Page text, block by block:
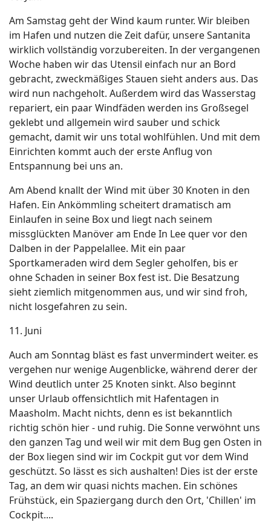
Am Samstag geht der Wind kaum runter. Wir bleiben
im Hafen und nutzen die Zeit dafür, unsere Santanita
wirklich vollständig vorzubereiten. In der vergangenen
Woche haben wir das Utensil einfach nur an Bord
gebracht, zweckmäßiges Stauen sieht anders aus. Das
wird nun nachgeholt. Außerdem wird das Wasserstag
repariert, ein paar Windfäden werden ins Großsegel
geklebt und allgemein wird sauber und schick
gemacht, damit wir uns total wohlfühlen. Und mit dem
Einrichten kommt auch der erste Anflug von
Entspannung bei uns an.
Am Abend knallt der Wind mit über 30 Knoten in den
Hafen. Ein Ankömmling scheitert dramatisch am
Einlaufen in seine Box und liegt nach seinem
missglückten Manöver am Ende In Lee quer vor den
Dalben in der Pappelallee. Mit ein paar
Sportkameraden wird dem Segler geholfen, bis er
ohne Schaden in seiner Box fest ist. Die Besatzung
sieht ziemlich mitgenommen aus, und wir sind froh,
nicht losgefahren zu sein.
11. Juni
Auch am Sonntag bläst es fast unvermindert weiter. es
vergehen nur wenige Augenblicke, während derer der
Wind deutlich unter 25 Knoten sinkt. Also beginnt
unser Urlaub offensichtlich mit Hafentagen in
Maasholm. Macht nichts, denn es ist bekanntlich
richtig schön hier - und ruhig. Die Sonne verwöhnt uns
den ganzen Tag und weil wir mit dem Bug gen Osten in
der Box liegen sind wir im Cockpit gut vor dem Wind
geschützt. So lässt es sich aushalten! Dies ist der erste
Tag, an dem wir quasi nichts machen. Ein schönes
Frühstück, ein Spaziergang durch den Ort, 'Chillen' im
Cockpit....